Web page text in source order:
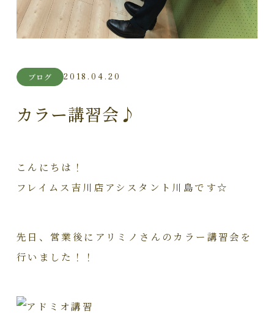
ブログ 2018.04.20
カラー講習会♪
こんにちは！
フレイムス吉川店アシスタント川島です☆
先日、営業後にアリミノさんのカラー講習会を
行いました！！